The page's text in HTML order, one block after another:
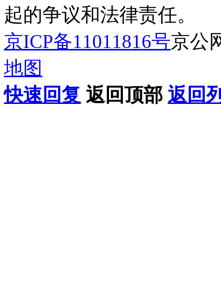
起的争议和法律责任。
京ICP备11011816号京公
地图
快速回复 返回顶部 返回